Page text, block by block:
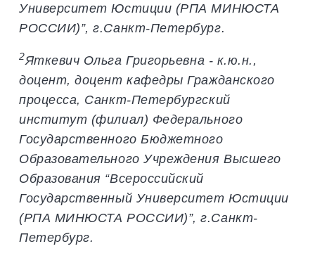
Университет Юстиции (РПА МИНЮСТА
РОССИИ)”, г.Санкт-Петербург.
2Яткевич Ольга Григорьевна - к.ю.н.,
доцент, доцент кафедры Гражданского
процесса, Санкт-Петербургский
институт (филиал) Федерального
Государственного Бюджетного
Образовательного Учреждения Высшего
Образования “Всероссийский
Государственный Университет Юстиции
(РПА МИНЮСТА РОССИИ)”, г.Санкт-
Петербург.